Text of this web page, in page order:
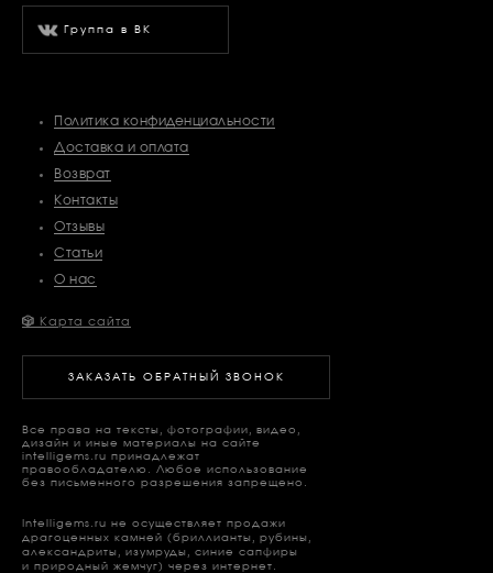
ЗАКАЗАТЬ ОБРАТНЫЙ ЗВОНОК
Intelligems.ru не осуществляет продажи
драгоценных камней (бриллианты, рубины,
александриты, изумруды, синие сапфиры
и природный жемчуг) через интернет.
Все права на тексты, фотографии, видео,
дизайн и иные материалы на сайте
intelligems.ru принадлежат
правообладателю. Любое использование
без письменного разрешения запрещено.
Политика конфиденциальности
Доставка и оплата
Возврат
Контакты
Отзывы
Статьи
О нас
Группа в ВК
🎲 Карта сайта